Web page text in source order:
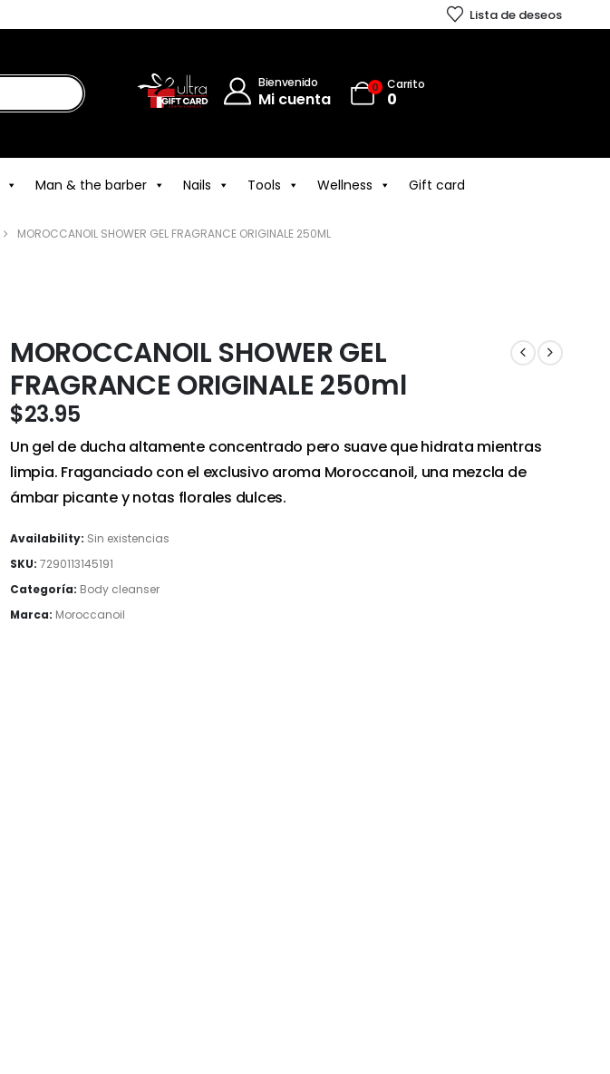
Lista de deseos
Bienvenido
Mi cuenta
0 Carrito
0
Man & the barber Nails Tools Wellness Gift card
MOROCCANOIL SHOWER GEL FRAGRANCE ORIGINALE 250ML
MOROCCANOIL SHOWER GEL
FRAGRANCE ORIGINALE 250ml
$23.95
Un gel de ducha altamente concentrado pero suave que hidrata mientras
limpia. Fraganciado con el exclusivo aroma Moroccanoil, una mezcla de
ámbar picante y notas florales dulces.
Availability: Sin existencias
SKU: 7290113145191
Categoría: Body cleanser
Marca: Moroccanoil